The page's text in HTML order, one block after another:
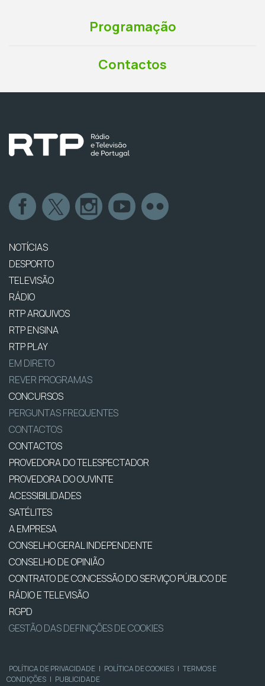
Programação
Contactos
NOTÍCIAS
DESPORTO
TELEVISÃO
RÁDIO
RTP ARQUIVOS
RTP ENSINA
RTP PLAY
EM DIRETO
REVER PROGRAMAS
CONCURSOS
PERGUNTAS FREQUENTES
CONTACTOS
CONTACTOS
PROVEDORA DO TELESPECTADOR
PROVEDORA DO OUVINTE
ACESSIBILIDADES
SATÉLITES
A EMPRESA
CONSELHO GERAL INDEPENDENTE
CONSELHO DE OPINIÃO
CONTRATO DE CONCESSÃO DO SERVIÇO PÚBLICO DE
RÁDIO E TELEVISÃO
RGPD
GESTÃO DAS DEFINIÇÕES DE COOKIES
POLÍTICA DE PRIVACIDADE | POLÍTICA DE COOKIES | TERMOS E
CONDIÇÕES | PUBLICIDADE